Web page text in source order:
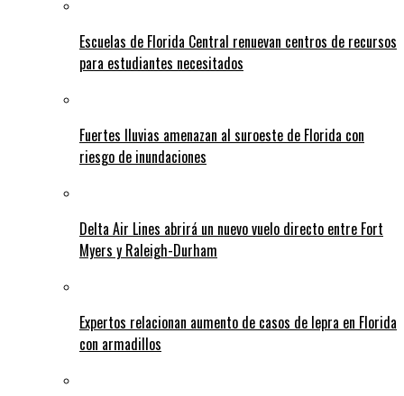
Escuelas de Florida Central renuevan centros de recursos
para estudiantes necesitados
Fuertes lluvias amenazan al suroeste de Florida con
riesgo de inundaciones
Delta Air Lines abrirá un nuevo vuelo directo entre Fort
Myers y Raleigh-Durham
Expertos relacionan aumento de casos de lepra en Florida
con armadillos